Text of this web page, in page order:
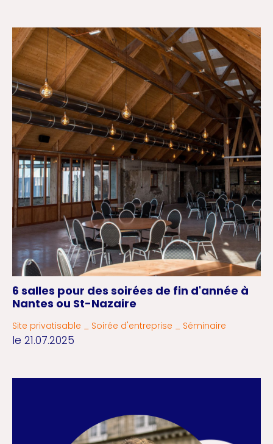
6 salles pour des soirées de fin d'année à
Nantes ou St-Nazaire
Site privatisable _ Soirée d'entreprise _ Séminaire
le 21.07.2025